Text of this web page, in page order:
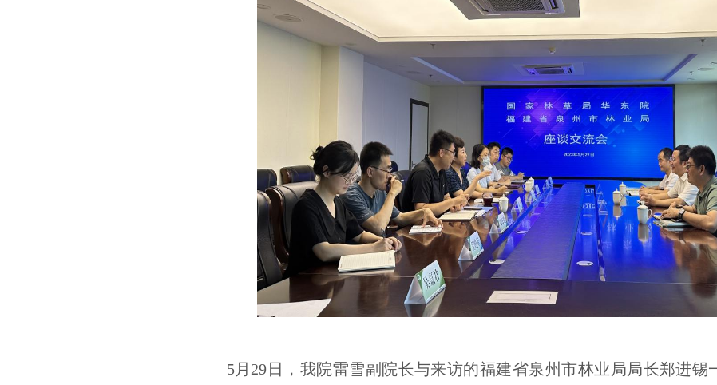
5月29日，我院雷雪副院长与来访的福建省泉州市林业局局长郑进锡